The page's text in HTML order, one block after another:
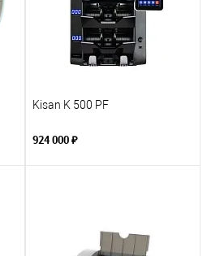
Kisan K 500 PF
924 000 ₽